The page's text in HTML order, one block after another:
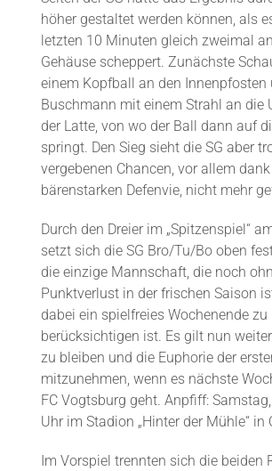
höher gestaltet werden können, als
letzten 10 Minuten gleich zweimal
Gehäuse scheppert. Zunächste
einem Kopfball an den Innenpfosten
Buschmann mit einem Strahl an die
der Latte, von wo der Ball dann auf
springt. Den Sieg sieht die SG aber
vergebenen Chancen, vor allem
bärenstarken Defenvie, nicht mehr
Durch den Dreier im „Spitzenspiel“
setzt sich die SG Bro/Tu/Bo oben
die einzige Mannschaft, die noch
Punktverlust in der frischen Saison
dabei ein spielfreies Wochenende zu
berücksichtigen ist. Es gilt nun
zu bleiben und die Euphorie der
mitzunehmen, wenn es nächste
FC Vogtsburg geht. Anpfiff:
Uhr im Stadion „Hinter der Mühle“ in
Im Vorspiel trennten sich die beiden